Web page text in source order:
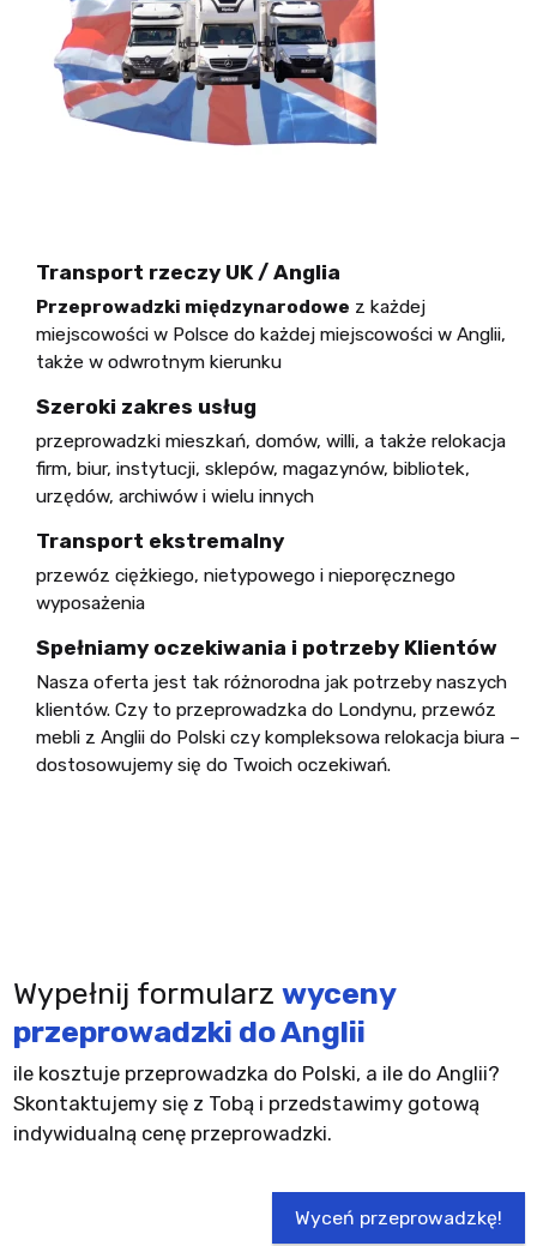
Transport rzeczy UK / Anglia
Przeprowadzki międzynarodowe z każdej
miejscowości w Polsce do każdej miejscowości w Anglii,
także w odwrotnym kierunku
Szeroki zakres usług
przeprowadzki mieszkań, domów, willi, a także relokacja
firm, biur, instytucji, sklepów, magazynów, bibliotek,
urzędów, archiwów i wielu innych
Transport ekstremalny
przewóz ciężkiego, nietypowego i nieporęcznego
wyposażenia
Spełniamy oczekiwania i potrzeby Klientów
Nasza oferta jest tak różnorodna jak potrzeby naszych
klientów. Czy to przeprowadzka do Londynu, przewóz
mebli z Anglii do Polski czy kompleksowa relokacja biura –
dostosowujemy się do Twoich oczekiwań.
Wypełnij formularz wyceny
przeprowadzki do Anglii
ile kosztuje przeprowadzka do Polski, a ile do Anglii?
Skontaktujemy się z Tobą i przedstawimy gotową
indywidualną cenę przeprowadzki.
Wyceń przeprowadzkę!